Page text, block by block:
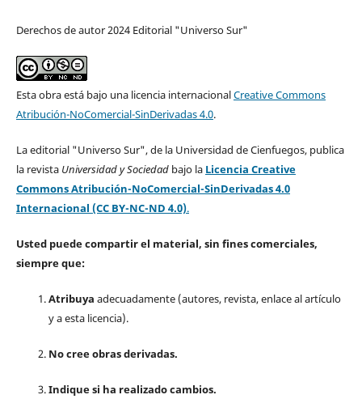
Derechos de autor 2024 Editorial "Universo Sur"
Esta obra está bajo una licencia internacionalCreative Commons
Atribución-NoComercial-SinDerivadas 4.0.
La editorial "Universo Sur", de la Universidad de Cienfuegos, publica
la revista Universidad y Sociedad bajo la Licencia Creative
Commons Atribución-NoComercial-SinDerivadas 4.0
Internacional (CC BY-NC-ND 4.0).
Usted puede compartir el material, sin fines comerciales,
siempre que:
Atribuya adecuadamente (autores, revista, enlace al artículo
y a esta licencia).
No cree obras derivadas.
Indique si ha realizado cambios.